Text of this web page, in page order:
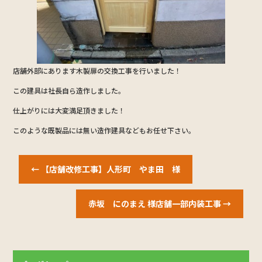
店舗外部にあります木製扉の交換工事を行いました！
この建具は社長自ら造作しました。
仕上がりには大変満足頂きました！
このような既製品には無い造作建具などもお任せ下さい。
← 【店舗改修工事】人形町 やま田 様
赤坂 にのまえ 様店舗一部内装工事→